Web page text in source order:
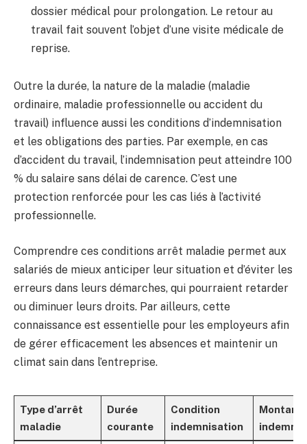
dossier médical pour prolongation. Le retour au
travail fait souvent l’objet d’une visite médicale de
reprise.
Outre la durée, la nature de la maladie (maladie
ordinaire, maladie professionnelle ou accident du
travail) influence aussi les conditions d’indemnisation
et les obligations des parties. Par exemple, en cas
d’accident du travail, l’indemnisation peut atteindre 100
% du salaire sans délai de carence. C’est une
protection renforcée pour les cas liés à l’activité
professionnelle.
Comprendre ces conditions arrêt maladie permet aux
salariés de mieux anticiper leur situation et d’éviter les
erreurs dans leurs démarches, qui pourraient retarder
ou diminuer leurs droits. Par ailleurs, cette
connaissance est essentielle pour les employeurs afin
de gérer efficacement les absences et maintenir un
climat sain dans l’entreprise.
Type d’arrêt
maladie
Durée
courante
Condition
indemnisation
Montant